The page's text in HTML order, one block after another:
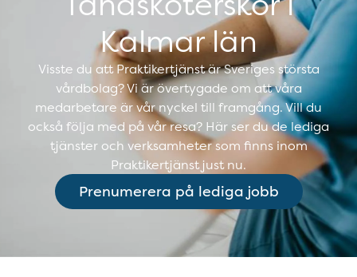
Kalmar län
Visste du att Praktikertjänst är Sveriges största
vårdbolag? Vi är övertygade om att våra
medarbetare är vår nyckel till framgång. Vill du
också följa med på vår resa? Här ser du de lediga
tjänster och verksamheter som finns inom
Praktikertjänst just nu.
Prenumerera på lediga jobb